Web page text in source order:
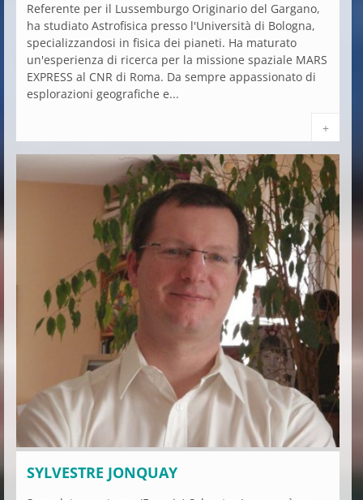
Referente per il Lussemburgo Originario del Gargano,
ha studiato Astrofisica presso l'Università di Bologna,
specializzandosi in fisica dei pianeti. Ha maturato
un'esperienza di ricerca per la missione spaziale MARS
EXPRESS al CNR di Roma. Da sempre appassionato di
esplorazioni geografiche e...
+
SYLVESTRE JONQUAY